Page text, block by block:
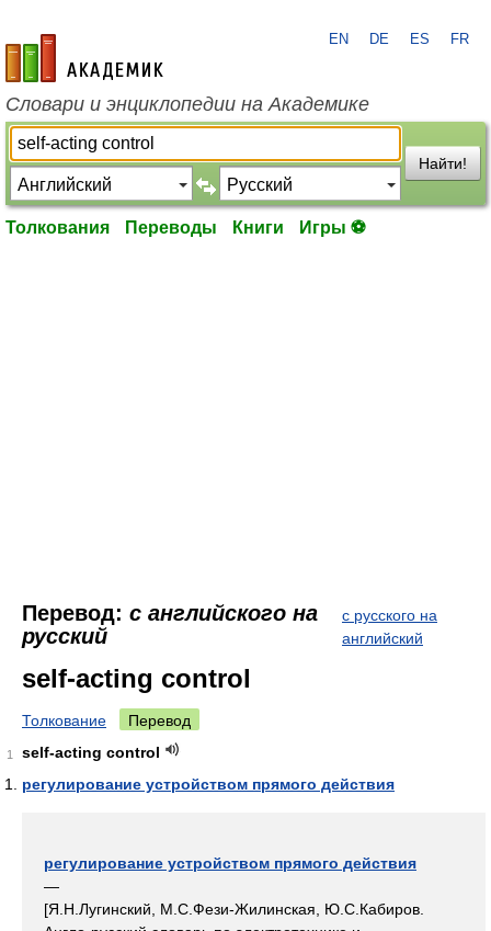
academic.ru
EN DE ES FR
Словари и энциклопедии на Академике
Найти!
Толкования Переводы Книги Игры ⚽
Перевод: с английского на
русский
с русского на
английский
self-acting control
Толкование Перевод
1
self-acting control
регулирование устройством прямого действия
регулирование устройством прямого действия
—
[Я.Н.Лугинский, М.С.Фези-Жилинская, Ю.С.Кабиров.